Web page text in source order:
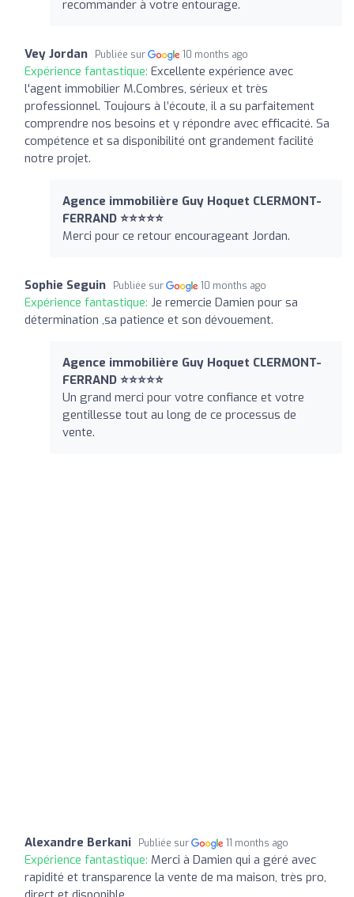
recommander à votre entourage.
Vey Jordan Publiée sur 10 months ago
Expérience fantastique: Excellente expérience avec
l'agent immobilier M.Combres, sérieux et très
professionnel. Toujours à l’écoute, il a su parfaitement
comprendre nos besoins et y répondre avec efficacité. Sa
compétence et sa disponibilité ont grandement facilité
notre projet.
Agence immobilière Guy Hoquet CLERMONT-
FERRAND ⭐⭐⭐⭐⭐
Merci pour ce retour encourageant Jordan.
Sophie Seguin Publiée sur 10 months ago
Expérience fantastique: Je remercie Damien pour sa
détermination ,sa patience et son dévouement.
Agence immobilière Guy Hoquet CLERMONT-
FERRAND ⭐⭐⭐⭐⭐
Un grand merci pour votre confiance et votre
gentillesse tout au long de ce processus de
vente.
Alexandre Berkani Publiée sur 11 months ago
Expérience fantastique: Merci à Damien qui a géré avec
rapidité et transparence la vente de ma maison, très pro,